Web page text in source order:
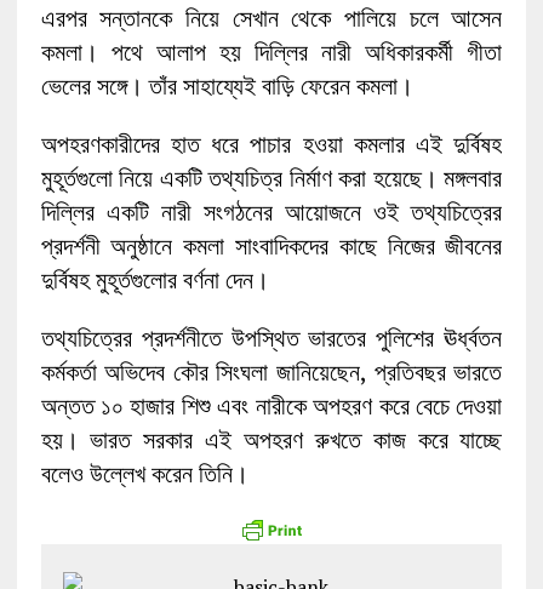
এরপর সন্তানকে নিয়ে সেখান থেকে পালিয়ে চলে আসেন
কমলা। পথে আলাপ হয় দিল্লির নারী অধিকারকর্মী গীতা
ভেলের সঙ্গে। তাঁর সাহায্যেই বাড়ি ফেরেন কমলা।
অপহরণকারীদের হাত ধরে পাচার হওয়া কমলার এই দুর্বিষহ
মুহূর্তগুলো নিয়ে একটি তথ্যচিত্র নির্মাণ করা হয়েছে। মঙ্গলবার
দিল্লির একটি নারী সংগঠনের আয়োজনে ওই তথ্যচিত্রের
প্রদর্শনী অনুষ্ঠানে কমলা সাংবাদিকদের কাছে নিজের জীবনের
দুর্বিষহ মুহূর্তগুলোর বর্ণনা দেন।
তথ্যচিত্রের প্রদর্শনীতে উপস্থিত ভারতের পুলিশের ঊর্ধ্বতন
কর্মকর্তা অভিদেব কৌর সিংঘলা জানিয়েছেন, প্রতিবছর ভারতে
অন্তত ১০ হাজার শিশু এবং নারীকে অপহরণ করে বেচে দেওয়া
হয়। ভারত সরকার এই অপহরণ রুখতে কাজ করে যাচ্ছে
বলেও উল্লেখ করেন তিনি।